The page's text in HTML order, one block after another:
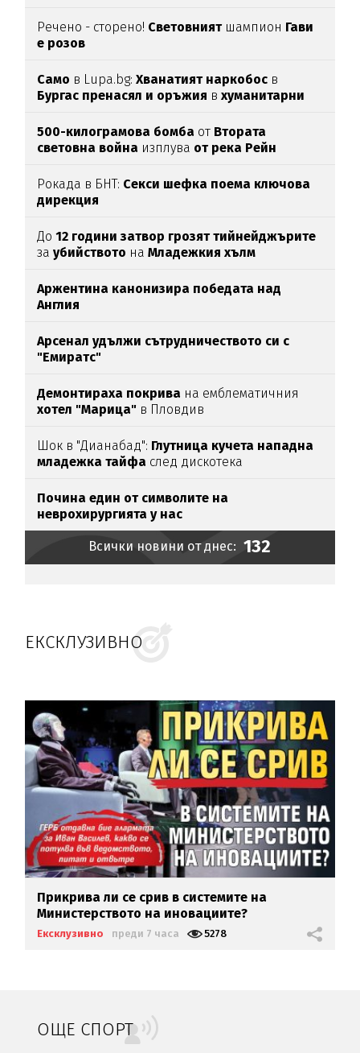
Речено - сторено! Световният шампион Гави
е розов
Само в Lupa.bg:Хванатият наркобос в
Бургас пренасял и оръжия вхуманитарни
500-килограмова бомба от Втората
световна война изплува от река Рейн
Рокада в БНТ: Секси шефка поема ключова
дирекция
До12 години затвор грозят тийнейджърите
заубийството наМладежкия хълм
Аржентина канонизира победата над
Англия
Арсенал удължи сътрудничеството си с
"Емиратс"
Демонтираха покрива на емблематичния
хотел "Марица" в Пловдив
Шок в "Дианабад": Глутница кучета нападна
младежка тайфа след дискотека
Почина един от символите на
неврохирургията у нас
Всички новини от днес: 132
ЕКСКЛУЗИВНО
Прикрива ли се срив в системите на
Министерството на иновациите?
Ексклузивно преди 7 часа 5278
ОЩЕ СПОРТ